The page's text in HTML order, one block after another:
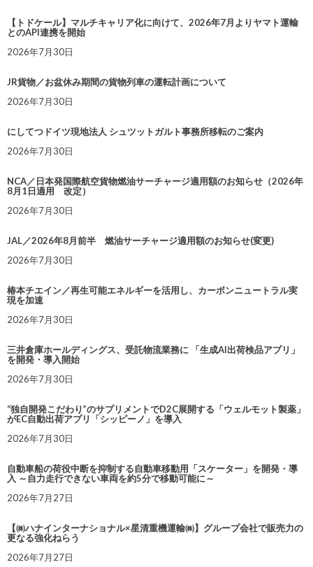
【トドケール】マルチキャリア化に向けて、2026年7月よりヤマト運輸
とのAPI連携を開始
2026年7月30日
JR貨物／お盆休み期間の貨物列車の運転計画について
2026年7月30日
にしてつドイツ現地法人 シュツットガルト事務所移転のご案内
2026年7月30日
NCA／日本発国際航空貨物燃油サーチャージ適用額のお知らせ（2026年
8月1日適用 改定）
2026年7月30日
JAL／2026年8月前半 燃油サーチャージ適用額のお知らせ(変更)
2026年7月30日
椿本チエイン／再生可能エネルギーを活用し、カーボンニュートラル実
現を加速
2026年7月30日
三井倉庫ホールディングス、受託物流業務に 「生成AI出荷検品アプリ」
を開発・導入開始
2026年7月30日
“独自開発こだわり”のサプリメントでD2C展開する「ウェルモット製薬」
がEC自動出荷アプリ「シッピーノ」を導入
2026年7月30日
自動車船の荷役中断を抑制する自動車移動用「スケーター」を開発・導
入 ～自力走行できない車両を約5分で移動可能に～
2026年7月27日
【㈱ハナインターナショナル×星清重機運輸㈱】グループ会社で販売力の
更なる強化ねらう
2026年7月27日